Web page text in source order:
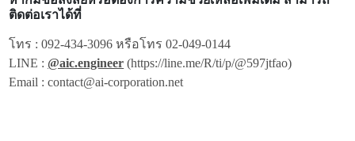
ติดต่อเราได้ที่
โทร :092-434-3096 หรือโทร02-049-0144
LINE : @aic.engineer (https://line.me/R/ti/p/@597jtfao)
Email :contact@ai-corporation.net